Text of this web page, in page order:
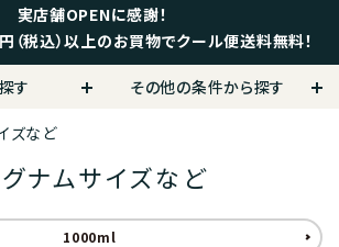
実店舗OPENに感謝！
（税込）以上のお買物でクール便送料無料！
す その他の条件から探す
ズなど
ナムサイズなど
1000ml